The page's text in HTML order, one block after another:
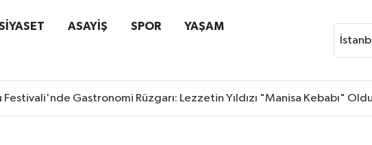
ASAYİŞ SPOR YAŞAM
Festivali'nde Gastronomi Rüzgarı: Lezzetin Yıldızı "Manisa Kebabı"